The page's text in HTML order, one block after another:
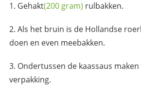
Gehakt(200 gram) rulbakken.
Als het bruin is de Hollandse
doen en even meebakken.
Ondertussen de kaassaus
verpakking.